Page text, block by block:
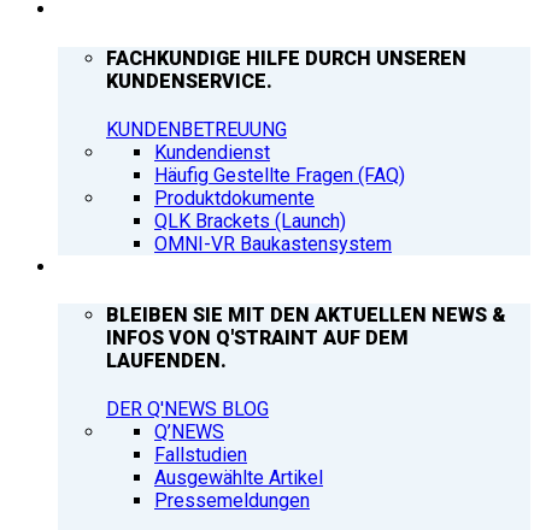
FACHKUNDIGE HILFE DURCH UNSEREN
KUNDENSERVICE.
KUNDENBETREUUNG
Kundendienst
Häufig Gestellte Fragen (FAQ)
Produktdokumente
QLK Brackets (Launch)
OMNI-VR Baukastensystem
BLEIBEN SIE MIT DEN AKTUELLEN NEWS &
INFOS VON Q'STRAINT AUF DEM
LAUFENDEN.
DER Q'NEWS BLOG
Q’NEWS
Fallstudien
Ausgewählte Artikel
Pressemeldungen